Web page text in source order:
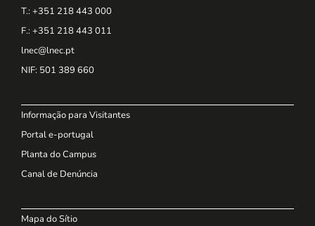
T.: +351 218 443 000
F.: +351 218 443 011
lnec@lnec.pt
NIF: 501 389 660
Informação para Visitantes
Portal e-portugal
Planta do Campus
Canal de Denúncia
Mapa do Sítio